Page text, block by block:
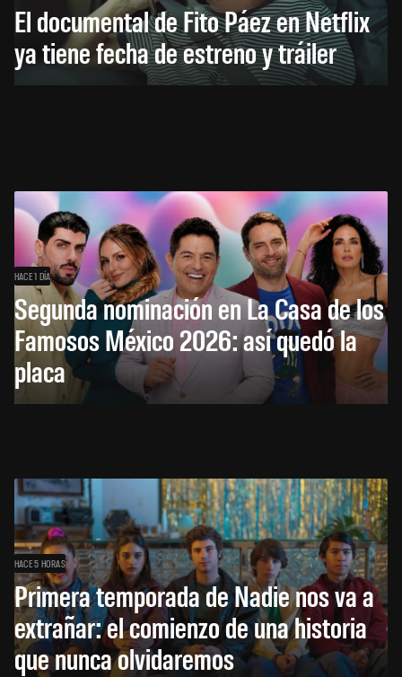
El documental de Fito Páez en Netflix
ya tiene fecha de estreno y tráiler
HACE 1 DÍA
Segunda nominación en La Casa de los
Famosos México 2026: así quedó la
placa
HACE 5 HORAS
Primera temporada de Nadie nos va a
extrañar: el comienzo de una historia
que nunca olvidaremos